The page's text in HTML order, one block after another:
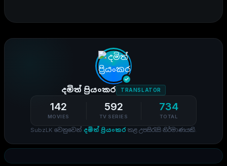
දමිත් ප්‍රියංකර TRANSLATOR
142
MOVIES
592
TV SERIES
734
TOTAL
SubzLK වෙනුවෙන් දමිත් ප්‍රියංකර කළ උපසිරැසි නිර්මාණයකි.